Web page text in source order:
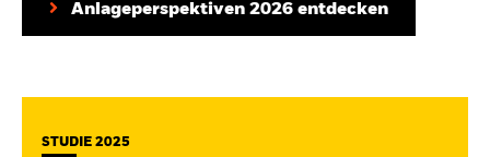
Anlageperspektiven 2026 entdecken
STUDIE 2025